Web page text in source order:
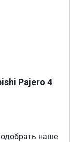
Pajero 4
наше